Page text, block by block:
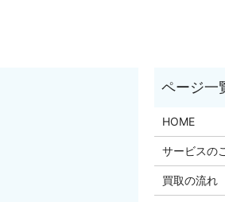
HOME
サービスの
買取の流れ